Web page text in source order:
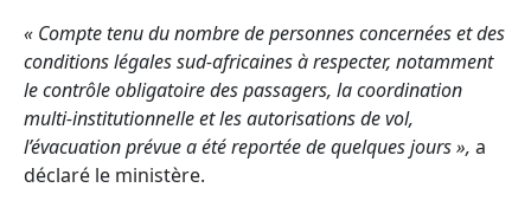
« Compte tenu du nombre de personnes concernées et des
conditions légales sud-africaines à respecter, notamment
le contrôle obligatoire des passagers, la coordination
multi-institutionnelle et les autorisations de vol,
l’évacuation prévue a été reportée de quelques jours », a
déclaré le ministère.